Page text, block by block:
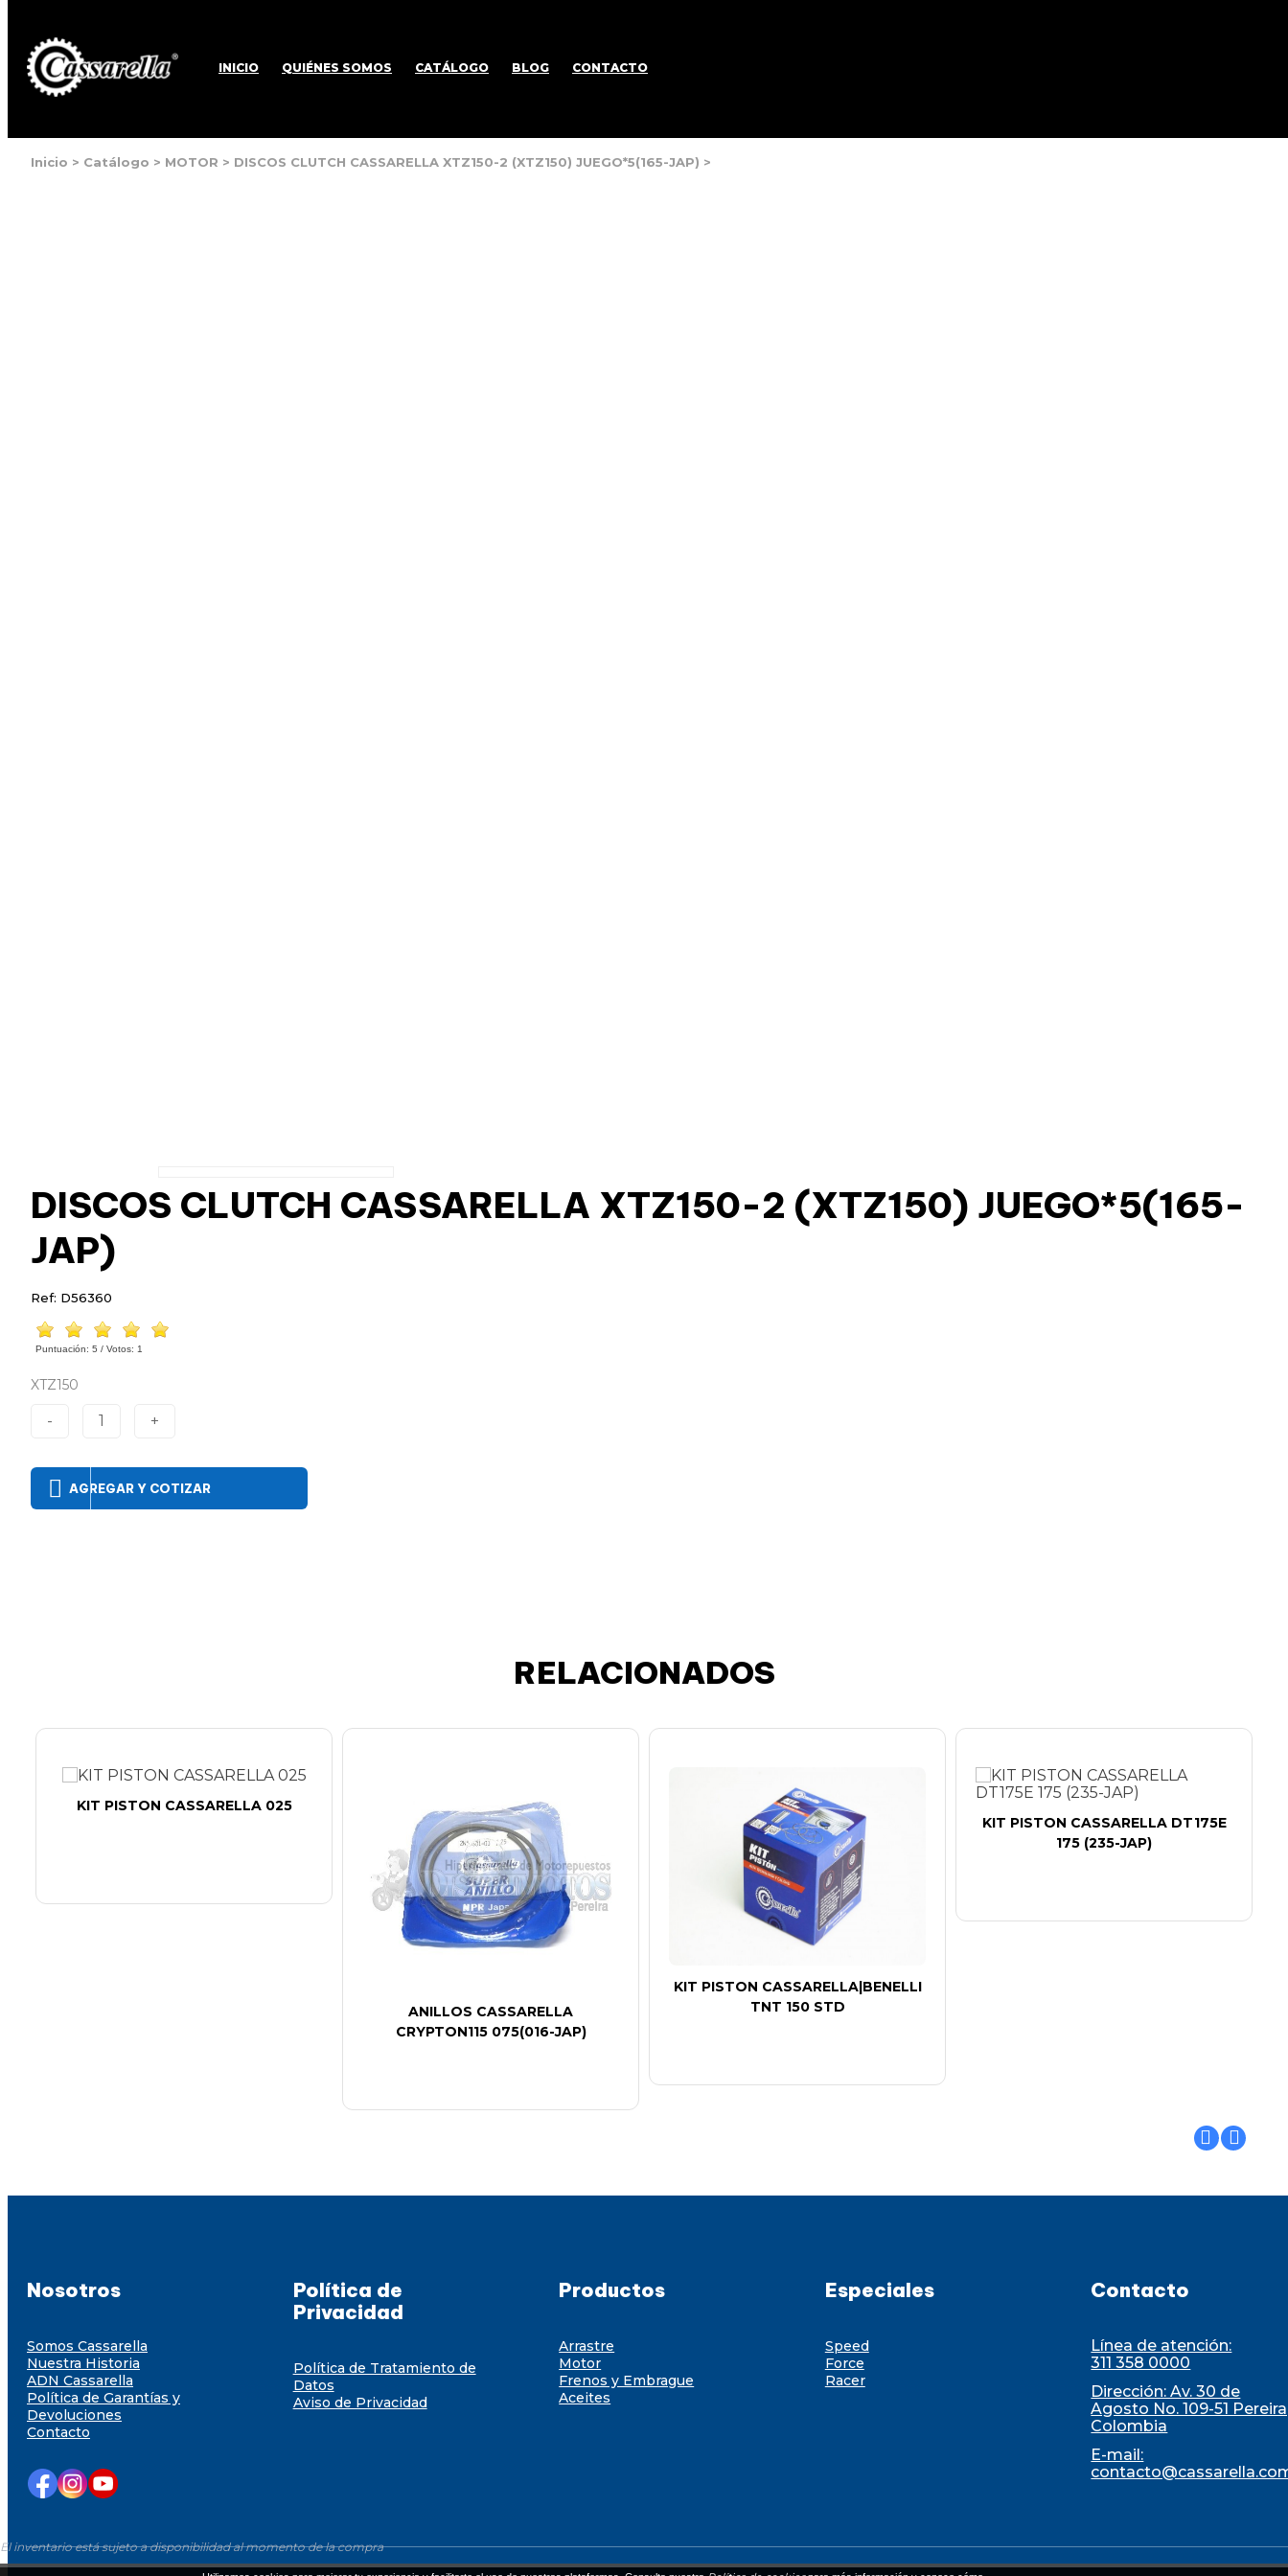
INICIO QUIÉNES SOMOS CATÁLOGO BLOG CONTACTO
Inicio > Catálogo > MOTOR > DISCOS CLUTCH CASSARELLA XTZ150-2 (XTZ150) JUEGO*5(165-JAP) >
DISCOS CLUTCH CASSARELLA XTZ150-2 (XTZ150) JUEGO*5(165-
JAP)
Ref: D56360
Puntuación: 5 / Votos: 1
XTZ150
- 1 +
AGREGAR Y COTIZAR
El inventario está sujeto a disponibilidad al momento de la compra
RELACIONADOS
KIT PISTON CASSARELLA 025
ANILLOS CASSARELLA
CRYPTON115 075(016-JAP)
KIT PISTON CASSARELLA|BENELLI
TNT 150 STD
KIT PISTON CASSARELLA DT175E
175 (235-JAP)
Nosotros
Somos Cassarella
Nuestra Historia
ADN Cassarella
Política de Garantías y
Devoluciones
Contacto
Política de
Privacidad
Política de Tratamiento de
Datos
Aviso de Privacidad
Productos
Arrastre
Motor
Frenos y Embrague
Aceites
Especiales
Speed
Force
Racer
Contacto
Línea de atención:
311 358 0000
Dirección: Av. 30 de
Agosto No. 109-51
Colombia
E-mail: